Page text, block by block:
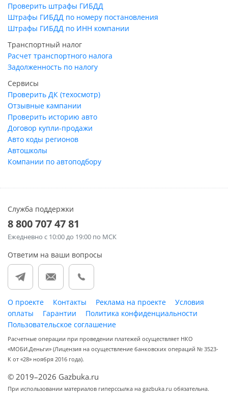
Проверить штрафы ГИБДД
Штрафы ГИБДД по номеру постановления
Штрафы ГИБДД по ИНН компании
Транспортный налог
Расчет транспортного налога
Задолженность по налогу
Сервисы
Проверить ДК (техосмотр)
Отзывные кампании
Проверить историю авто
Договор купли-продажи
Авто коды регионов
Автошколы
Компании по автоподбору
Служба поддержки
8 800 707 47 81
Ежедневно с 10:00 до 19:00 по МСК
Ответим на ваши вопросы
О проекте Контакты Реклама на проекте
Условия
оплаты
Гарантии
Политика конфиденциальности
Пользовательское соглашение
Расчетные операции при проведении платежей осуществляет НКО
«МОБИ.Деньги» (Лицензия на осуществление банковских операций № 3523-
К от «28» ноября 2016 года).
© 2019–2026 Gazbuka.ru
При использовании материалов гиперссылка на gazbuka.ru обязательна.